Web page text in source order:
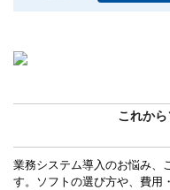
これか
業務システム導入のお悩み、
す。ソフトの選び方や、費用